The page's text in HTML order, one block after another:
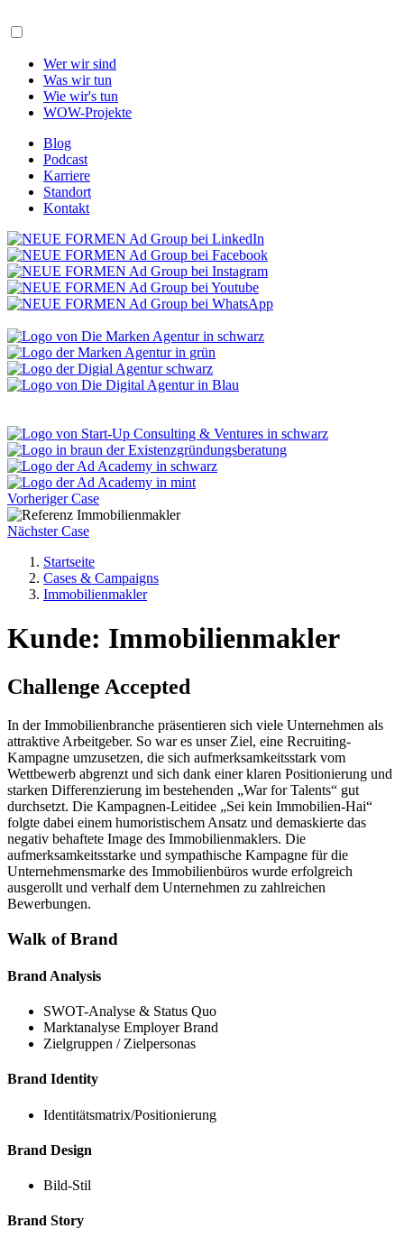
Wer wir sind
Was wir tun
Wie wir's tun
WOW-Projekte
Blog
Podcast
Karriere
Standort
Kontakt
Vorheriger Case
Nächster Case
Startseite
Cases & Campaigns
Immobilienmakler
Kunde: Immobilienmakler
Challenge Accepted
In der Immobilienbranche präsentieren sich viele Unternehmen als
attraktive Arbeitgeber. So war es unser Ziel, eine Recruiting-
Kampagne umzusetzen, die sich aufmerksamkeitsstark vom
Wettbewerb abgrenzt und sich dank einer klaren Positionierung und
starken Differenzierung im bestehenden „War for Talents“ gut
durchsetzt. Die Kampagnen-Leitidee „Sei kein Immobilien-Hai“
folgte dabei einem humoristischem Ansatz und demaskierte das
negativ behaftete Image des Immobilienmaklers. Die
aufmerksamkeitsstarke und sympathische Kampagne für die
Unternehmensmarke des Immobilienbüros wurde erfolgreich
ausgerollt und verhalf dem Unternehmen zu zahlreichen
Bewerbungen.
Walk of Brand
Brand Analysis
SWOT-Analyse & Status Quo
Marktanalyse Employer Brand
Zielgruppen / Zielpersonas
Brand Identity
Identitätsmatrix/Positionierung
Brand Design
Bild-Stil
Brand Story